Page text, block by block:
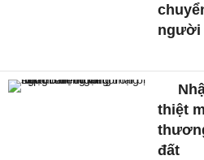
người
thiệt
đất